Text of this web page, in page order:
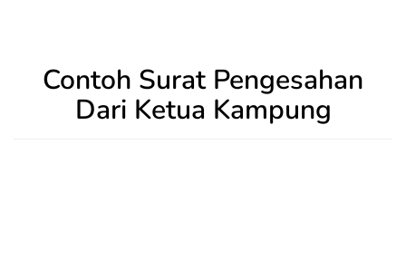
Contoh Surat Pengesahan
Dari Ketua Kampung